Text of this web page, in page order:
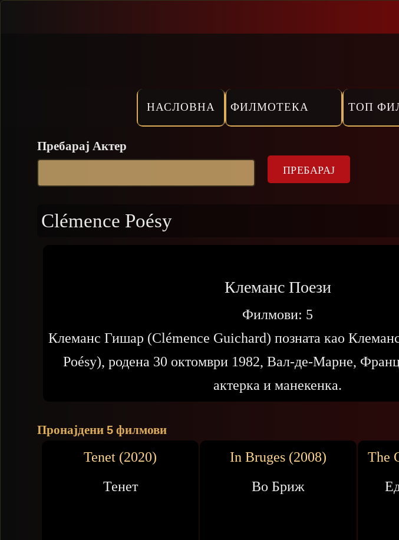
НАСЛОВНА ФИЛМОТЕКА ТОП
Пребарај Актер
Clémence Poésy
Клеманс Поези
Филмови: 5
Клеманс Гишар (Clémence Guichard) позната као
Poésy), родена 30 октомври 1982, Вал-де-Марне,
актерка и манекенка.
Пронајдени 5 филмови
Tenet (2020)
Тенет
In Bruges (2008)
Во Бриж
The